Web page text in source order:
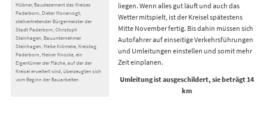
Hübner, Baudezernent des Kreises
Paderborn, Dieter Honervogt,
stellvertretender Bürgermeister der
Stadt Paderborn, Christoph
Steinhagen, Bauunternehmer
Steinhagen, Heike Krömeke, Kreistag
Paderborn, Heiner Knocke, ein
Eigentümer der Fläche, auf der der
Kreisel erweitert wird, überzeugten sich
vom Beginn der Bauarbeiten
liegen. Wenn alles gut läuft und auch das
Wetter mitspielt, ist der Kreisel spätestens
Mitte November fertig. Bis dahin müssen sich
Autofahrer auf einseitige Verkehrsführungen
und Umleitungen einstellen und somit mehr
Zeit einplanen.
Umleitung ist ausgeschildert, sie beträgt 14
km